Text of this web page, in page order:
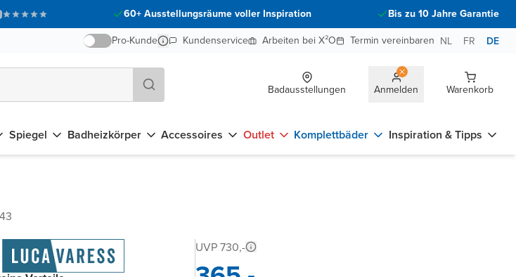
60+ Ausstellungsräume voller Inspiration
Bis zu 10 Jahre Garantie
Pro-Kunde
Kundenservice Arbeiten bei X²O Termin vereinbaren NL FR DE
Badausstellungen Anmelden Warenkorb
Spiegel Badheizkörper Accessoires Outlet Komplettbäder Inspiration & Tipps
UVP 730,-